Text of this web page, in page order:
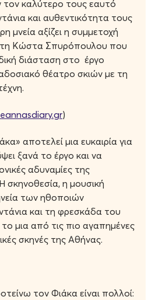
καλύτερο τους εαυτό
και αυθεντικότητα τους
μνεία αξίζει η συμμετοχή
Κώστα Σπυρόπουλου που
διάσταση στο έργο
θέατρο σκιών με τη
)
αποτελεί μια ευκαιρία για
ξανά το έργο και να
αδυναμίες της
σκηνοθεσία, η μουσική
των ηθοποιών
και τη φρεσκάδα του
μια από τις πιο αγαπημένες
σκηνές της Αθήνας.
τον Φιάκα είναι πολλοί: